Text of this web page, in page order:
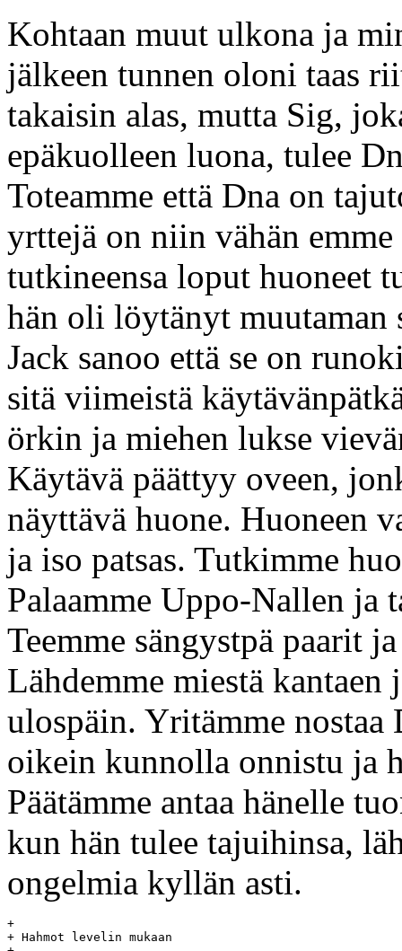
Kohtaan muut ulkona ja
jälkeen tunnen oloni taas
takaisin alas, mutta Sig,
epäkuolleen luona, tulee
Toteamme että Dna on
yrttejä on niin vähän
tutkineensa loput huoneet
hän oli löytänyt muutaman
Jack sanoo että se on
sitä viimeistä
örkin ja miehen lukse
Käytävä päättyy oveen,
näyttävä huone. Huoneen
ja iso patsas. Tutkimme
Palaamme Uppo-Nallen ja
Teemme sängystpä paarit
Lähdemme miestä
ulospäin. Yritämme nostaa
oikein kunnolla onnistu ja
Päätämme antaa hänelle
kun hän tulee tajuihinsa,
ongelmia kyllän asti.
+
+ Hahmot levelin mukaan